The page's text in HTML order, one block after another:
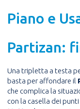
Piano e
Partizan:
Una tripletta a testa
basta per affondare il
che complica la
con la casella dei